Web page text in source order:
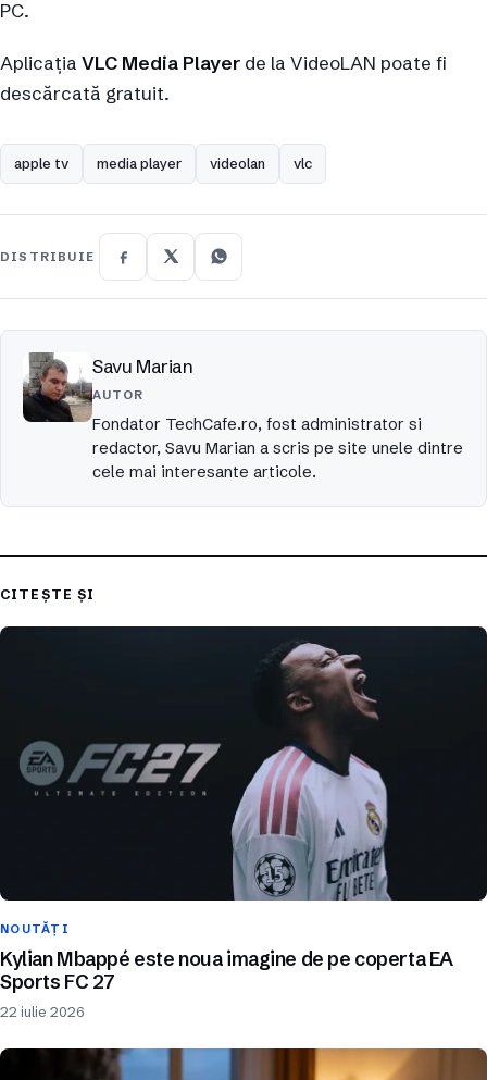
PC.
Aplicația VLC Media Player de la VideoLAN poate fi
descărcată gratuit.
apple tv media player videolan vlc
DISTRIBUIE
Savu Marian
AUTOR
Fondator TechCafe.ro, fost administrator si
redactor, Savu Marian a scris pe site unele dintre
cele mai interesante articole.
CITEȘTE ȘI
NOUTĂȚI
Kylian Mbappé este noua imagine de pe coperta EA
Sports FC 27
22 iulie 2026